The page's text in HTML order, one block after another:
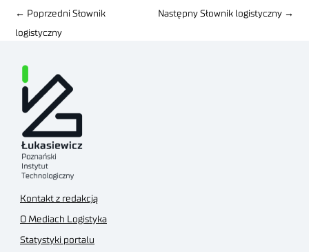
← Poprzedni Słownik
logistyczny
Następny Słownik logistyczny →
Kontakt z redakcją
O Mediach Logistyka
Statystyki portalu